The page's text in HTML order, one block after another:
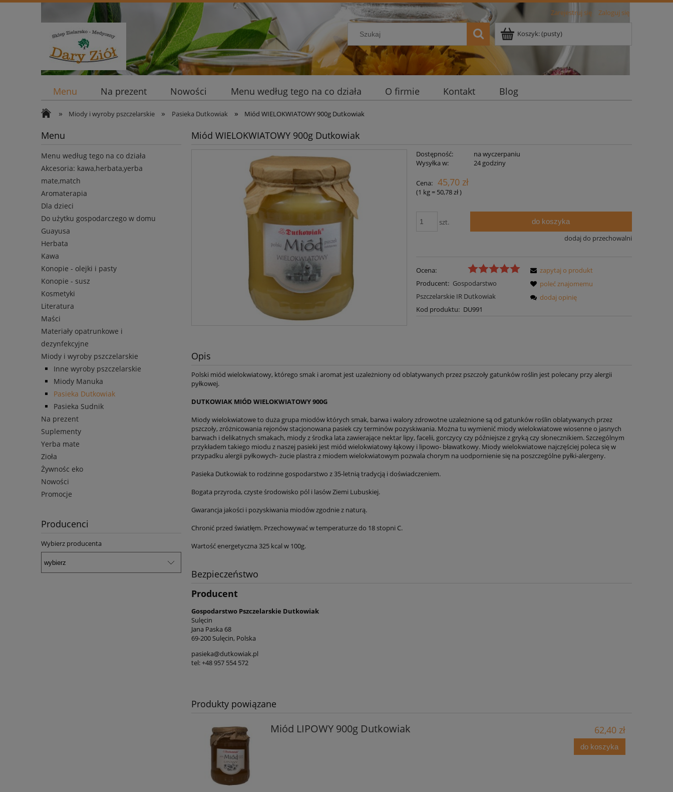
Zarejestruj się Zaloguj się
Koszyk:(pusty)
Menu Na prezent Nowości Menu według tego na co działa O firmie Kontakt Blog
» Miody i wyroby pszczelarskie » Pasieka Dutkowiak » Miód WIELOKWIATOWY 900g Dutkowiak
Menu
Menu według tego na co działa
Akcesoria: kawa,herbata,yerba
mate,match
Aromaterapia
Dla dzieci
Do użytku gospodarczego w domu
Guayusa
Herbata
Kawa
Konopie - olejki i pasty
Konopie - susz
Kosmetyki
Literatura
Maści
Materiały opatrunkowe i
dezynfekcyjne
Miody i wyroby pszczelarskie
Inne wyroby pszczelarskie
Miody Manuka
Pasieka Dutkowiak
Pasieka Sudnik
Na prezent
Suplementy
Yerba mate
Zioła
Żywnośc eko
Nowości
Promocje
Producenci
Wybierz producenta
Miód WIELOKWIATOWY 900g Dutkowiak
Dostępność:
na wyczerpaniu
Wysyłka w:
24 godziny
Cena: 45,70 zł
(1 kg= 50,78 zł)
szt. do koszyka
dodaj do przechowalni
Ocena:
Producent: Gospodarstwo
Pszczelarskie IR Dutkowiak
Kod produktu: DU991
zapytaj o produkt
poleć znajomemu
dodaj opinię
Opis
Polski miód wielokwiatowy, którego smak i aromat jest uzależniony od oblatywanych przez pszczoły gatunków roślin jest polecany przy alergii
pyłkowej.
DUTKOWIAK MIÓD WIELOKWIATOWY 900G
Miody wielokwiatowe to duża grupa miodów których smak, barwa i walory zdrowotne uzależnione są od gatunków roślin oblatywanych przez
pszczoły, zróżnicowania rejonów stacjonowana pasiek czy terminów pozyskiwania. Można tu wymienić miody wielokwiatowe wiosenne o jasnych
barwach i delikatnych smakach, miody z środka lata zawierające nektar lipy, facelii, gorczycy czy późniejsze z gryką czy słonecznikiem. Szczególnym
przykładem takiego miodu z naszej pasieki jest miód wielokwiatowy łąkowy i lipowo- bławatkowy. Miody wielokwiatowe najczęściej poleca się w
przypadku alergii pyłkowych- żucie plastra z miodem wielokwiatowym pozwala chorym na uodpornienie się na poszczególne pyłki-alergeny.
Pasieka Dutkowiak to rodzinne gospodarstwo z 35-letnią tradycją i doświadczeniem.
Bogata przyroda, czyste środowisko pól i lasów Ziemi Lubuskiej.
Gwarancja jakości i pozyskiwania miodów zgodnie z naturą.
Chronić przed światłęm. Przechowywać w temperaturze do 18 stopni C.
Wartość energetyczna 325 kcal w 100g.
Bezpieczeństwo
Producent
Gospodarstwo Pszczelarskie Dutkowiak
Sulęcin
Jana Paska 68
69-200 Sulęcin, Polska
pasieka@dutkowiak.pl
tel: +48 957 554 572
Produkty powiązane
Miód LIPOWY 900g Dutkowiak 62,40 zł
do koszyka